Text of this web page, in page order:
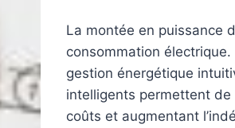
La montée en puissance
consommation
gestion énergétique
intelligents permettent
coûts et augmentant